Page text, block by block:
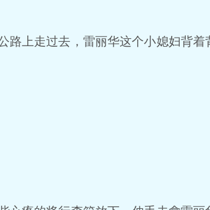
上走过去，雷丽华这个小媳妇背着